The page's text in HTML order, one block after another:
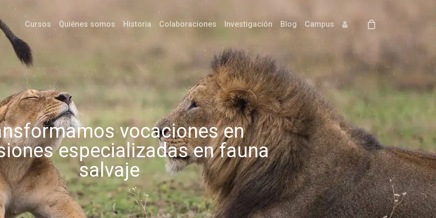
Cursos Quiénes somos Historia Colaboraciones Investigación Blog Campus
vocaciones en
especializadas en fauna
salvaje